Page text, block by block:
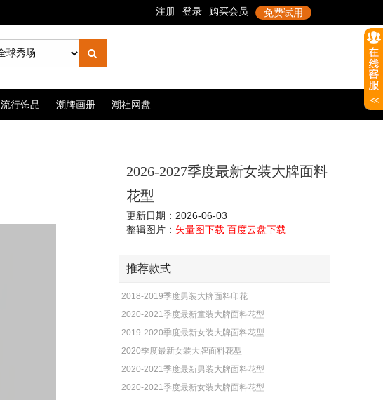
流行饰品 潮牌画册 潮社网盘
2026-2027季度最新女装大牌面料
花型
更新日期：2026-06-03
整辑图片： 矢量图下载 百度云盘下载
推荐款式
2018-2019季度男装大牌面料印花
2020-2021季度最新童装大牌面料花型
2019-2020季度最新女装大牌面料花型
2020季度最新女装大牌面料花型
2020-2021季度最新男装大牌面料花型
2020-2021季度最新女装大牌面料花型